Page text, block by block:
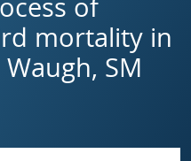
mortality in
SM